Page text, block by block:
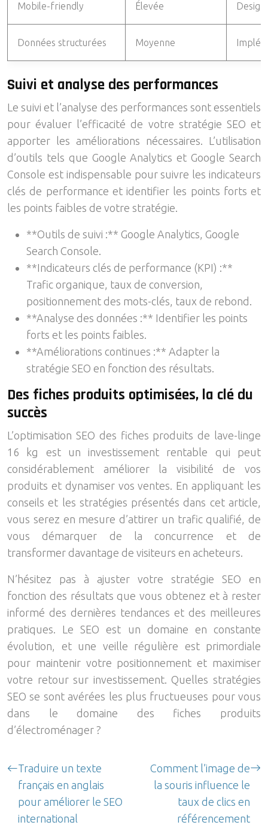
Mobile-friendly Élevée
Données structurées Moyenne
Suivi et analyse des performances
Le suivi et l’analyse des performances sont essentiels
pour évaluer l’efficacité de votre stratégie SEO et
apporter les améliorations nécessaires. L’utilisation
d’outils tels que Google Analytics et Google Search
Console est indispensable pour suivre les indicateurs
clés de performance et identifier les points forts et
les points faibles de votre stratégie.
**Outils de suivi :** Google Analytics, Google
Search Console.
**Indicateurs clés de performance (KPI) :**
Trafic organique, taux de conversion,
positionnement des mots-clés, taux de rebond.
**Analyse des données :** Identifier les points
forts et les points faibles.
**Améliorations continues :** Adapter la
stratégie SEO en fonction des résultats.
Des fiches produits optimisées, la clé du
succès
L’optimisation SEO des fiches produits de lave-linge
16 kg est un investissement rentable qui peut
considérablement améliorer la visibilité de vos
produits et dynamiser vos ventes. En appliquant les
conseils et les stratégies présentés dans cet article,
vous serez en mesure d’attirer un trafic qualifié, de
vous démarquer de la concurrence et de
transformer davantage de visiteurs en acheteurs.
N’hésitez pas à ajuster votre stratégie SEO en
fonction des résultats que vous obtenez et à rester
informé des dernières tendances et des meilleures
pratiques. Le SEO est un domaine en constante
évolution, et une veille régulière est primordiale
pour maintenir votre positionnement et maximiser
votre retour sur investissement. Quelles stratégies
SEO se sont avérées les plus fructueuses pour vous
dans le domaine des fiches produits
d’électroménager ?
Traduire un texte
français en anglais
pour améliorer le SEO
international
Comment l’image de
la souris influence le
taux de clics en
référencement